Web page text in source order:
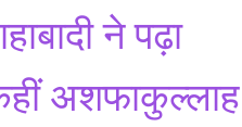
ने पढ़ा